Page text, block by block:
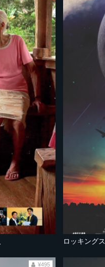
ロッキング
¥495